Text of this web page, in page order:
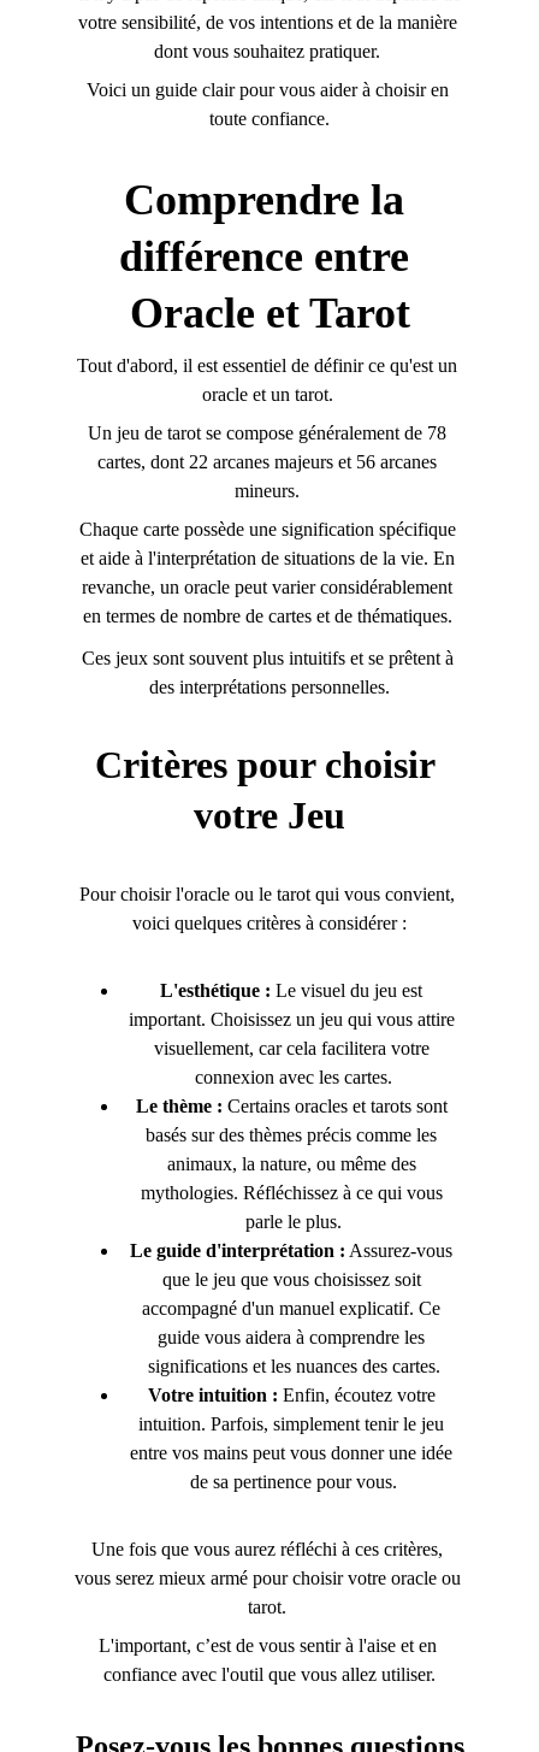
votre sensibilité, de vos intentions et de la manière
dont vous souhaitez pratiquer.
Voici un guide clair pour vous aider à choisir en
toute confiance.
Comprendre la
différence entre
Oracle et Tarot
Tout d'abord, il est essentiel de définir ce qu'est un
oracle et un tarot.
Un jeu de tarot se compose généralement de 78
cartes, dont 22 arcanes majeurs et 56 arcanes
mineurs.
Chaque carte possède une signification spécifique
et aide à l'interprétation de situations de la vie. En
revanche, un oracle peut varier considérablement
en termes de nombre de cartes et de thématiques.
Ces jeux sont souvent plus intuitifs et se prêtent à
des interprétations personnelles.
Critères pour choisir
votre Jeu
Pour choisir l'oracle ou le tarot qui vous convient,
voici quelques critères à considérer :
L'esthétique : Le visuel du jeu est
important. Choisissez un jeu qui vous attire
visuellement, car cela facilitera votre
connexion avec les cartes.
Le thème : Certains oracles et tarots sont
basés sur des thèmes précis comme les
animaux, la nature, ou même des
mythologies. Réfléchissez à ce qui vous
parle le plus.
Le guide d'interprétation : Assurez-vous
que le jeu que vous choisissez soit
accompagné d'un manuel explicatif. Ce
guide vous aidera à comprendre les
significations et les nuances des cartes.
Votre intuition : Enfin, écoutez votre
intuition. Parfois, simplement tenir le jeu
entre vos mains peut vous donner une idée
de sa pertinence pour vous.
Une fois que vous aurez réfléchi à ces critères,
vous serez mieux armé pour choisir votre oracle ou
tarot.
L'important, c’est de vous sentir à l'aise et en
confiance avec l'outil que vous allez utiliser.